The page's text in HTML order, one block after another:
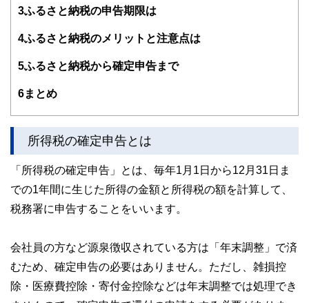
3ふるさと納税の申告期限は
4ふるさと納税のメリットと注意点は
5ふるさと納税から確定申告まで
6まとめ
所得税の確定申告とは
「所得税の確定申告」とは、毎年1月1日から12月31日ま
での1年間に生じた所得の金額と所得税の額を計算して、
税務署に申告することをいいます。
会社員の方など源泉徴収されている方は「年末調整」で済
むため、確定申告の必要はありません。ただし、雑損控
除・医療費控除・寄付金控除などは年末調整では処理でき